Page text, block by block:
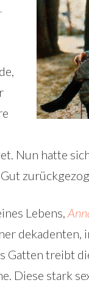
Nun hatte
Lebens,
dekadenten,
Gatten treibt
Diese stark